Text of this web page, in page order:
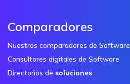
Comparadores
Nuestros comparadores de Software
Consultores digitales de Software
Directorios de soluciones